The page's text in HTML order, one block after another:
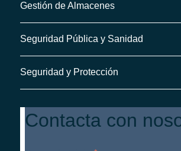
Gestión de Almacenes
Seguridad Pública y Sanidad
Seguridad y Protección
Contacta con